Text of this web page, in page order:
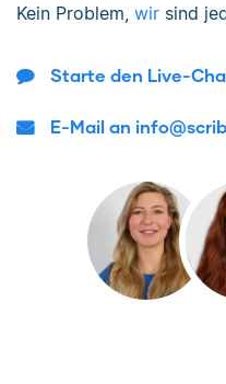
Kein Problem, wir sind
Starte den Live-
E-Mail an